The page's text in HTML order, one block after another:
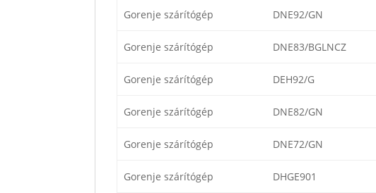
Gorenje szárítógép DNE92/GN
Gorenje szárítógép DNE83/BGLNCZ
Gorenje szárítógép DEH92/G
Gorenje szárítógép DNE82/GN
Gorenje szárítógép DNE72/GN
Gorenje szárítógép DHGE901